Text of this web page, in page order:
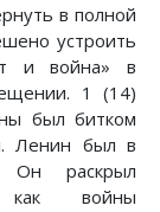
в полной
устроить
и война» в
1 (14)
был битком
Ленин был в
Он раскрыл
как войны